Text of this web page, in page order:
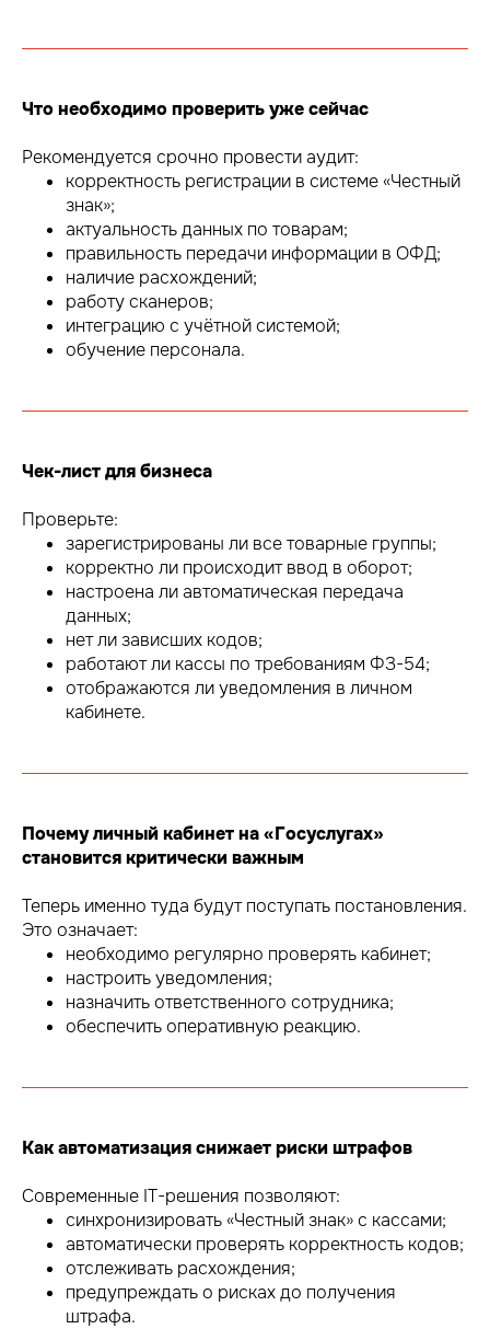
Что необходимо проверить уже сейчас
Рекомендуется срочно провести аудит:
корректность регистрации в системе «Честный
знак»;
актуальность данных по товарам;
правильность передачи информации в ОФД;
наличие расхождений;
работу сканеров;
интеграцию с учётной системой;
обучение персонала.
Чек-лист для бизнеса
Проверьте:
зарегистрированы ли все товарные группы;
корректно ли происходит ввод в оборот;
настроена ли автоматическая передача
данных;
нет ли зависших кодов;
работают ли кассы по требованиям ФЗ-54;
отображаются ли уведомления в личном
кабинете.
Почему личный кабинет на «Госуслугах»
становится критически важным
Теперь именно туда будут поступать постановления.
Это означает:
необходимо регулярно проверять кабинет;
настроить уведомления;
назначить ответственного сотрудника;
обеспечить оперативную реакцию.
Как автоматизация снижает риски штрафов
Современные IT-решения позволяют:
синхронизировать «Честный знак» с кассами;
автоматически проверять корректность кодов;
отслеживать расхождения;
предупреждать о рисках до получения
штрафа.